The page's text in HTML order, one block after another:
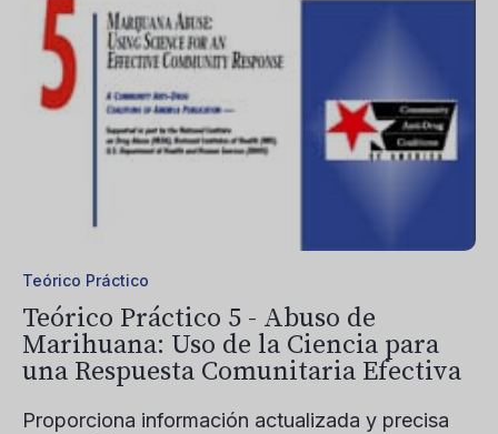
Teórico Práctico
Teórico Práctico 5 - Abuso de
Marihuana: Uso de la Ciencia para
una Respuesta Comunitaria Efectiva
Proporciona información actualizada y precisa